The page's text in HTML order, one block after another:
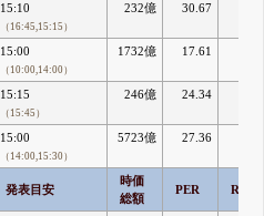
15:10
（16:45,15:15）
232億 30.67
15:00
（10:00,14:00）
1732億 17.61
15:15
（15:45）
246億 24.34
15:00
（14:00,15:30）
5723億 27.36
発表目安
時価
総額
PER ROE